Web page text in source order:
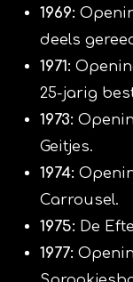
1969:
deels
1971:
25-jarig
1973:
Geitjes.
1974:
Carrousel.
1975: De
1977: